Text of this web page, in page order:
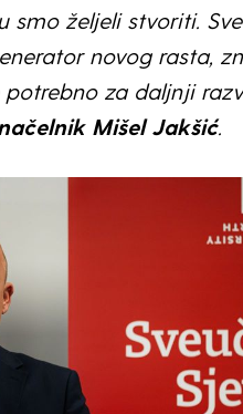
smo željeli stvoriti.
novog rasta,
za daljnji
Mišel Jakšić.